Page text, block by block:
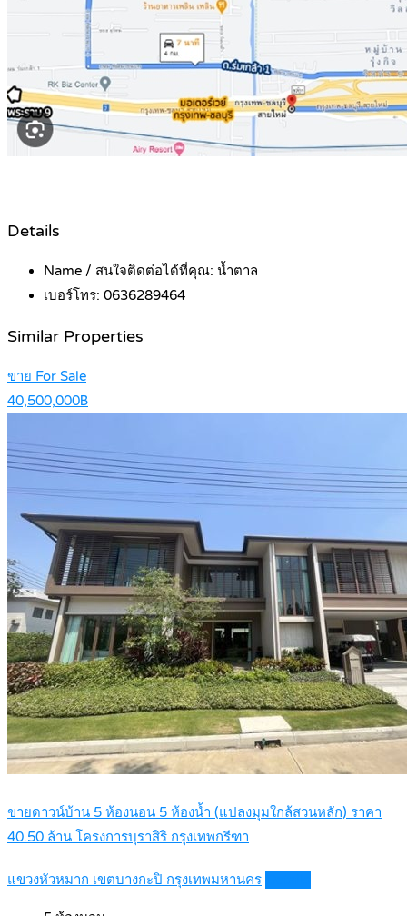
Details
Name / สนใจติดต่อได้ที่คุณ: น้ำตาล
เบอร์โทร: 0636289464
Similar Properties
ขาย For Sale
40,500,000฿
ขายดาวน์บ้าน 5 ห้องนอน 5 ห้องน้ำ (แปลงมุมใกล้สวนหลัก) ราคา
40.50 ล้าน โครงการบุราสิริ กรุงเทพกรีฑา
แขวงหัวหมาก เขตบางกะปิ กรุงเทพมหานคร